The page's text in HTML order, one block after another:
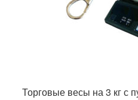
Торговые весы на 3 кг с